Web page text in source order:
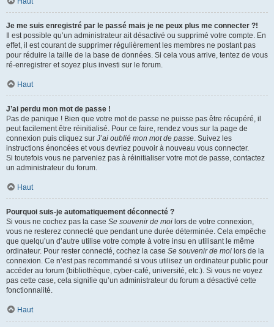
Je me suis enregistré par le passé mais je ne peux plus me connecter ?!
Il est possible qu’un administrateur ait désactivé ou supprimé votre compte. En
effet, il est courant de supprimer régulièrement les membres ne postant pas
pour réduire la taille de la base de données. Si cela vous arrive, tentez de vous
ré-enregistrer et soyez plus investi sur le forum.
Haut
J’ai perdu mon mot de passe !
Pas de panique ! Bien que votre mot de passe ne puisse pas être récupéré, il
peut facilement être réinitialisé. Pour ce faire, rendez vous sur la page de
connexion puis cliquez sur J’ai oublié mon mot de passe. Suivez les
instructions énoncées et vous devriez pouvoir à nouveau vous connecter.
Si toutefois vous ne parveniez pas à réinitialiser votre mot de passe, contactez
un administrateur du forum.
Haut
Pourquoi suis-je automatiquement déconnecté ?
Si vous ne cochez pas la case Se souvenir de moi lors de votre connexion,
vous ne resterez connecté que pendant une durée déterminée. Cela empêche
que quelqu’un d’autre utilise votre compte à votre insu en utilisant le même
ordinateur. Pour rester connecté, cochez la case Se souvenir de moi lors de la
connexion. Ce n’est pas recommandé si vous utilisez un ordinateur public pour
accéder au forum (bibliothèque, cyber-café, université, etc.). Si vous ne voyez
pas cette case, cela signifie qu’un administrateur du forum a désactivé cette
fonctionnalité.
Haut